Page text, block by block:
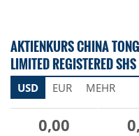
AKTIENKURS CHINA
LIMITED REGISTERED
USD EUR MEHR
0,00